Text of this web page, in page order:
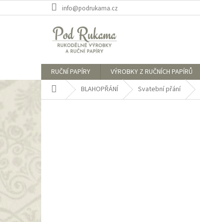
na
info@podrukama.cz
RUČNÍ PAPÍRY VÝROBKY Z RUČNÍCH PAPÍRŮ
Domů BLAHOPŘÁNÍ Svatební přání